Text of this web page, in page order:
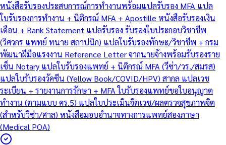
หนังสือรับรองประสบการณ์การทำงานพร้อมแปลรับรอง MFA แปล
ใบรับรองการทำงาน + นิติกรณ์ MFA + Apostille หนังสือรับรองเงิน
เดือน + Bank Statement แปลรับรอง รับรองใบประกอบวิชาชีพ
(วิศวกร แพทย์ ทนาย สถาปนิก) แปลใบรับรองทักษะ/วิชาชีพ + กรม
พัฒนาฝีมือแรงงาน Reference Letter จากนายจ้างพร้อมรับรองราย
เซ็น Notary แปลใบรับรองแพทย์ + นิติกรณ์ MFA (วีซ่า/วร./สมรส)
แปลใบรับรองวัคซีน (Yellow Book/COVID/HPV) สากล แปลเวช
ระเบียน + รายงานการรักษา + MFA ใบรับรองแพทย์ขอใบอนุญาต
ทำงาน (ตามแบบ คร.5) แปลใบประเมินจิตเวช/ผลตรวจสุขภาพจิต
(สำหรับวีซ่า/ศาล) หนังสือมอบอำนาจทางการแพทย์สองภาษา
(Medical POA)